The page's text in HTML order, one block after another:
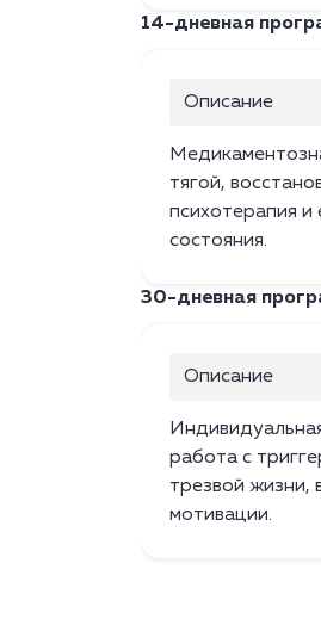
14-дневная
Описание
тягой,
психотерапия
состояния.
30-дневная
Описание
работа с
трезвой жизни,
мотивации.